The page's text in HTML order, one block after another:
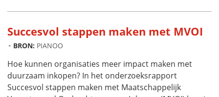
Succesvol stappen maken met MVOI
BRON: PIANOO
Hoe kunnen organisaties meer impact maken met
duurzaam inkopen? In het onderzoeksrapport
Succesvol stappen maken met Maatschappelijk